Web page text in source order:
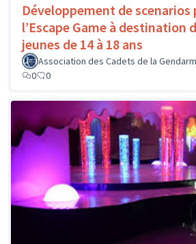
Développement de scenarios
l’Escape Game à destination
jeunes de 14 à 18 ans
Association des Cadets de la
0
0